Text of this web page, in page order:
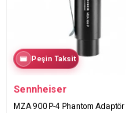
Peşin Taksit
Sennheiser
MZA 900 P-4 Phantom Adaptör